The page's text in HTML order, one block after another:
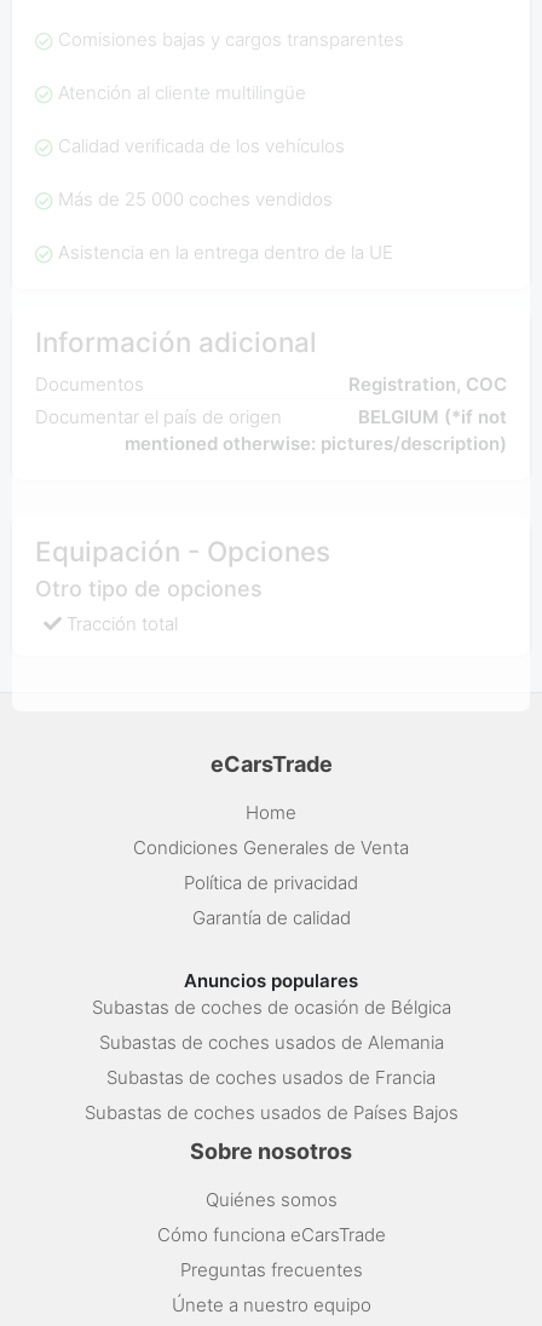
Comisiones bajas y cargos transparentes
Atención al cliente multilingüe
Calidad verificada de los vehículos
Más de 25 000 coches vendidos
Asistencia en la entrega dentro de la UE
Información adicional
Documentos
Registration, COC
Documentar el país de origen
BELGIUM (*if not
mentioned otherwise: pictures/description)
Equipación - Opciones
Otro tipo de opciones
Tracción total
eCarsTrade
Home
Condiciones Generales de Venta
Política de privacidad
Garantía de calidad
Anuncios populares
Subastas de coches de ocasión de Bélgica
Subastas de coches usados de Alemania
Subastas de coches usados de Francia
Subastas de coches usados de Países Bajos
Sobre nosotros
Quiénes somos
Cómo funciona eCarsTrade
Preguntas frecuentes
Únete a nuestro equipo